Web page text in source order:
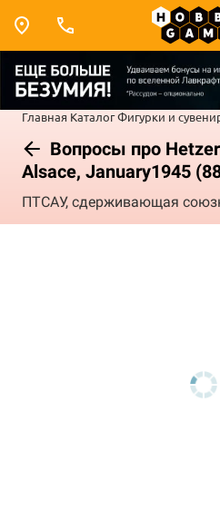
Главная КаталогФигурки и
Вопросы про
Alsace, January1945
ПТСАУ, сдерживающая